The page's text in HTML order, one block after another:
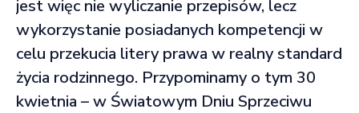
jest więc nie wyliczanie przepisów, lecz
wykorzystanie posiadanych kompetencji w
celu przekucia litery prawa w realny standard
życia rodzinnego. Przypominamy o tym 30
kwietnia – w Światowym Dniu Sprzeciwu